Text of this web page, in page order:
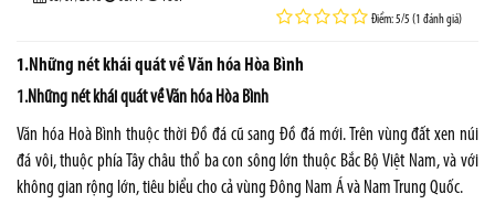
Điểm: 5/5 (1 đánh giá)
1.Những nét khái quát về Văn hóa Hòa Bình
1.Những nét khái quát về Văn hóa Hòa Bình
Văn hóa Hoà Bình thuộc thời Đồ đá cũ sang Đồ đá mới. Trên vùng đất xen núi
đá vôi, thuộc phía Tây châu thổ ba con sông lớn thuộc Bắc Bộ Việt Nam, và với
không gian rộng lớn, tiêu biểu cho cả vùng Đông Nam Ávà NamTrung Quốc.